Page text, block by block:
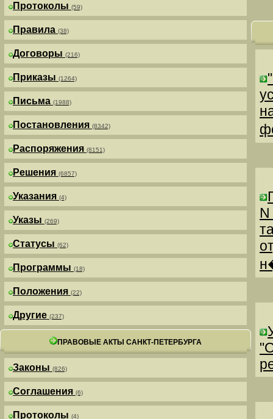
Протоколы (59)
Правила (38)
Договоры (216)
Приказы (1264)
Письма (1988)
Постановления (8342)
Распоряжения (8151)
Решения (6857)
Указания (4)
Указы (269)
Статусы (62)
Программы (18)
Положения (22)
Другие (237)
ПРАВОВЫЕ АКТЫ САНКТ-ПЕТЕРБУРГА
Законы (826)
Соглашения (6)
Протоколы (4)